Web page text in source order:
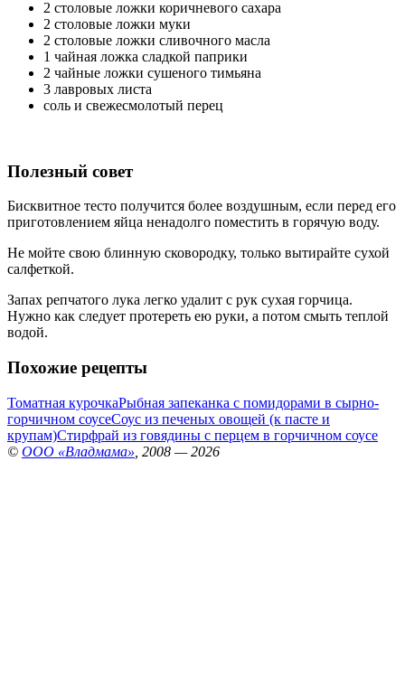
2 столовые ложки коричневого сахара
2 столовые ложки муки
2 столовые ложки сливочного масла
1 чайная ложка сладкой паприки
2 чайные ложки сушеного тимьяна
3 лавровых листа
соль и свежесмолотый перец
Полезный совет
Бисквитное тесто получится более воздушным, если перед его
приготовлением яйца ненадолго поместить в горячую воду.
Не мойте свою блинную сковородку, только вытирайте сухой
салфеткой.
Запах репчатого лука легко удалит с рук сухая горчица.
Нужно как следует протереть ею руки, а потом смыть теплой
водой.
Похожие рецепты
Томатная курочкаРыбная запеканка с помидорами в сырно-
горчичном соусеСоус из печеных овощей (к пасте и
крупам)Стирфрай из говядины с перцем в горчичном соусе
© ООО «Владмама» , 2008 — 2026